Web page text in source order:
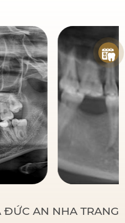
hàm
ĐỨC AN NHA TRANG